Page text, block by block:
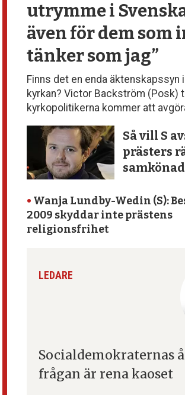
utrymmei
även för demsom
tänker som jag”
Finns det en enda äktenskapssyn
kyrkan? Victor Backström (Posk)
kyrkopolitikerna kommer att
Så vill S
prästers
• Wanja Lundby-Wedin (S):
2009 skyddar inte prästens
religionsfrihet
LEDARE
Socialdemokraternas
frågan är rena kaoset